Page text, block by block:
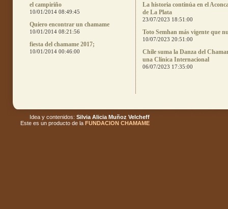
el campiriño
10/01/2014 08:49:45
Quiero encontrar un chamame
10/01/2014 08:21:56
fiesta del chamame 2017;
10/01/2014 00:46:00
La historia continúa en el
de La Plata
23/07/2023 18:51:00
Toto Semhan más vigente que
10/07/2023 20:51:00
Chile suma la Danza del
una Clínica Internacional
06/07/2023 17:35:00
Idea y contenidos: Silvia Alicia Muñoz Velcheff
Este es un producto de la FUNDACION CHAMAME